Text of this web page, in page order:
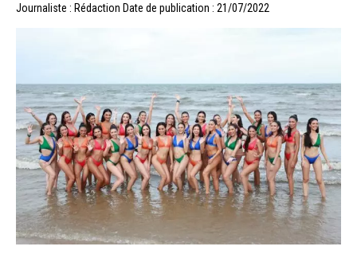
Journaliste : Rédaction Date de publication : 21/07/2022